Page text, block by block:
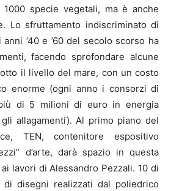
specie vegetali, ma è anche
Lo sfruttamento indiscriminato di
’40 e ’60 del secolo scorso ha
facendo sprofondare alcune
il livello del mare, con un costo
enorme (ogni anno i consorzi di
di 5 milioni di euro in energia
allagamenti). Al primo piano del
TEN, contenitore espositivo
d’arte, darà spazio in questa
lavori di Alessandro Pezzali. 10 di
disegni realizzati dal poliedrico